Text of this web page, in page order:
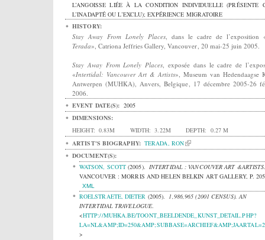
L’ANGOISSE LIÉE À LA CONDITION INDIVIDUELLE (PRÉSENTE
L’INADAPTÉ OU L’EXCLU); EXPÉRIENCE MIGRATOIRE
HISTORY:
Stay Away From Lonely Places, dans le cadre de l’exposition
Terada», Catriona Jeffries Gallery, Vancouver, 20 mai-25 juin 2005.
Stay Away From Lonely Places, exposée dans le cadre de
«Intertidal: Vancouver Art & Artists», Museum van Hedendaagse
Antwerpen (MUHKA), Anvers, Belgique, 17 décembre 2005-26
2006.
EVENT DATE(S): 2005
DIMENSIONS:
HEIGHT: 0.83M WIDTH: 3.22M DEPTH: 0.27 M
ARTIST'S BIOGRAPHY: TERADA, RON
DOCUMENT(S):
WATSON, SCOTT(2005). INTERTIDAL : VANCOUVER ART &ARTISTS
VANCOUVER : MORRIS AND HELEN BELKIN ART GALLERY, P. 205
XML
ROELSTRAETE, DIETER (2005). 1,986,965 (2001 CENSUS). AN
INTERTIDAL TRAVELOGUE.
<HTTP://MUHKA.BE/TOONT_BEELDENDE_KUNST_DETAIL.PHP?
>